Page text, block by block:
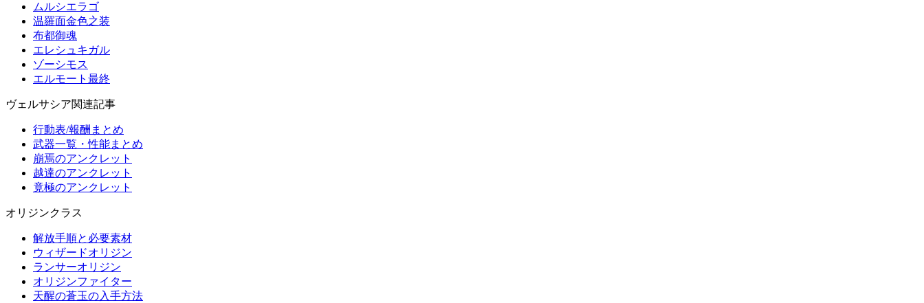
ムルシエラゴ
温羅面金色之装
布都御魂
エレシュキガル
ゾーシモス
エルモート最終
ヴェルサシア関連記事
行動表/報酬まとめ
武器一覧・性能まとめ
崩焉のアンクレット
越達のアンクレット
竟極のアンクレット
オリジンクラス
解放手順と必要素材
ウィザードオリジン
ランサーオリジン
オリジンファイター
天醒の蒼玉の入手方法